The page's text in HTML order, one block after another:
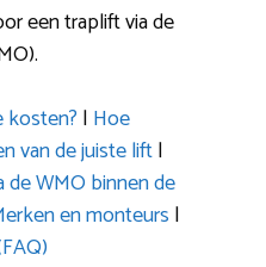
een traplift via de
kosten? | Hoe
van de juiste lift|
de WMO binnen de
en monteurs |